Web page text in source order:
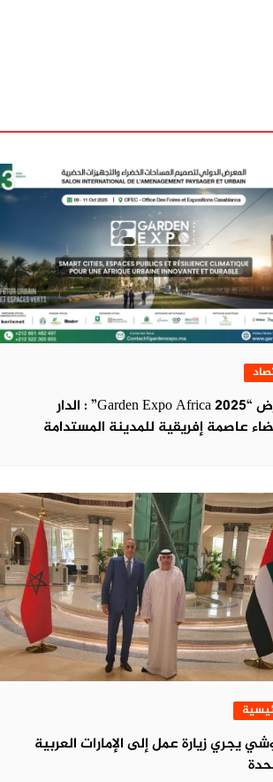
معرض “Garden Expo Africa 2025” : الدار
عاصمة إفريقية للمدينة المستدامة
يجري زيارة عمل إلى الإمارات العربية